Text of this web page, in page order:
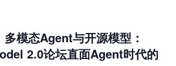
模态Agent与开源模型：
2.0论坛直面Agent时代的